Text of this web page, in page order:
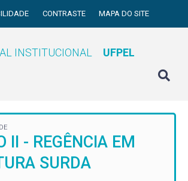
CONTRASTE MAPA DO SITE
INSTITUCIONAL UFPEL
II - REGÊNCIA EM
SURDA